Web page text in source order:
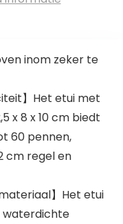
inom zeker te
】Het etui met
x 8 x 10 cm biedt
60 pennen,
cm regel en
】Het etui
waterdichte